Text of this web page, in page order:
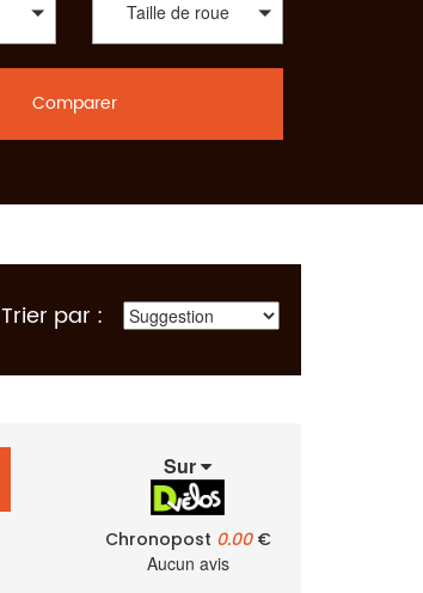
Taille de roue
Comparer
Trier par :
Sur
Chronopost 0.00€
Aucun avis